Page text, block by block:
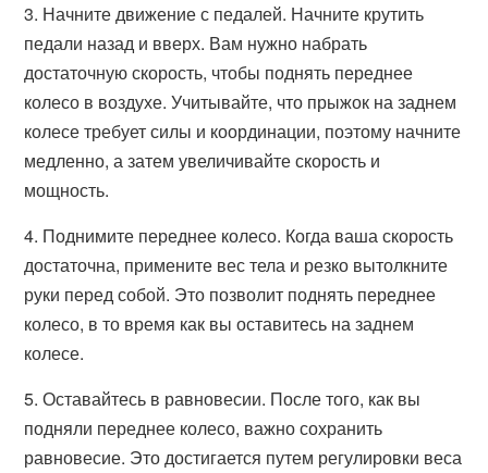
3. Начните движение с педалей. Начните крутить
педали назад и вверх. Вам нужно набрать
достаточную скорость, чтобы поднять переднее
колесо в воздухе. Учитывайте, что прыжок на заднем
колесе требует силы и координации, поэтому начните
медленно, а затем увеличивайте скорость и
мощность.
4. Поднимите переднее колесо. Когда ваша скорость
достаточна, примените вес тела и резко вытолкните
руки перед собой. Это позволит поднять переднее
колесо, в то время как вы оставитесь на заднем
колесе.
5. Оставайтесь в равновесии. После того, как вы
подняли переднее колесо, важно сохранить
равновесие. Это достигается путем регулировки веса